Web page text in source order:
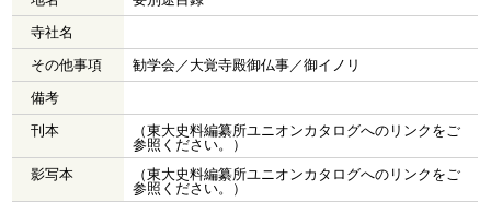
寺社名
その他事項
勧学会／大覚寺殿御仏事／御イノリ
備考
刊本
（東大史料編纂所ユニオンカタログへのリンクをご
参照ください。）
影写本
（東大史料編纂所ユニオンカタログへのリンクをご
参照ください。）